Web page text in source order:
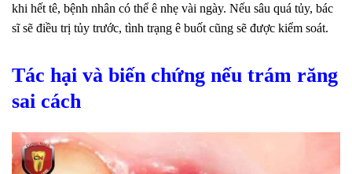
khi hết tê, bệnh nhân có thể ê nhẹ vài ngày. Nếu sâu quá tủy, bác
sĩ sẽ điều trị tủy trước, tình trạng ê buốt cũng sẽ được kiểm soát.
Tác hại và biến chứng nếu trám răng
sai cách